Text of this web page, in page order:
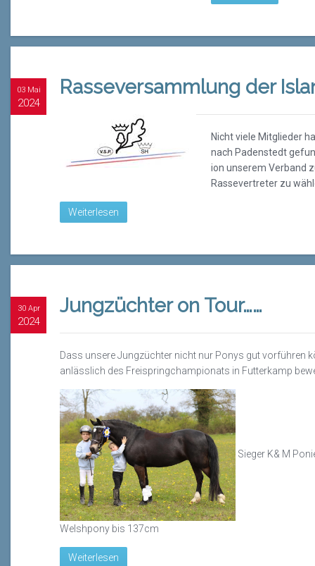
03 Mai
2024
Rasseversammlung der
Nicht viele Mitglieder
nach Padenstedt
ion unserem Verband
Rassevertreter zu
Weiterlesen
30 Apr
2024
Jungzüchter on Tour……
Dass unsere Jungzüchter nicht nur Ponys gut vorführen
anlässlich des Freispringchampionats in Futterkamp
Sieger K& M
Welshpony bis 137cm
Weiterlesen